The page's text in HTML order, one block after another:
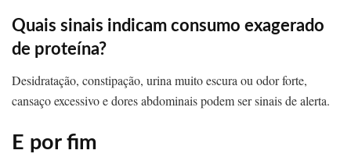
Quais sinais indicam consumo exagerado
de proteína?
Desidratação, constipação, urina muito escura ou odor forte,
cansaço excessivo e dores abdominais podem ser sinais de alerta.
E por fim